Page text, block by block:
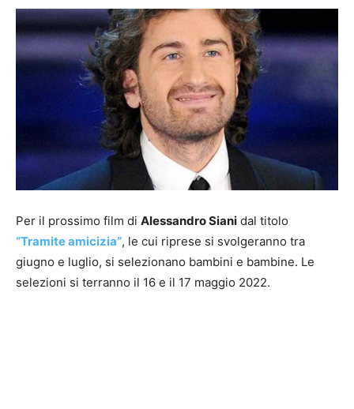
Per il prossimo film di Alessandro Siani dal titolo
“Tramite amicizia”, le cui riprese si svolgeranno tra
giugno e luglio, si selezionano bambini e bambine. Le
selezioni si terranno il 16 e il 17 maggio 2022.